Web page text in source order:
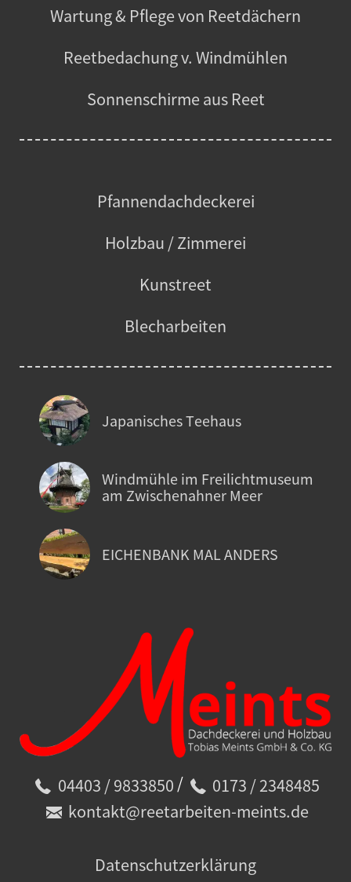
Wartung & Pflege von Reetdächern
Reetbedachung v. Windmühlen
Sonnenschirme aus Reet
Pfannendachdeckerei
Holzbau / Zimmerei
Kunstreet
Blecharbeiten
Japanisches Teehaus
Windmühle im Freilichtmuseum
am Zwischenahner Meer
EICHENBANK MAL ANDERS
04403 / 9833850 /
0173 / 2348485
kontakt@reetarbeiten-meints.de
Datenschutzerklärung